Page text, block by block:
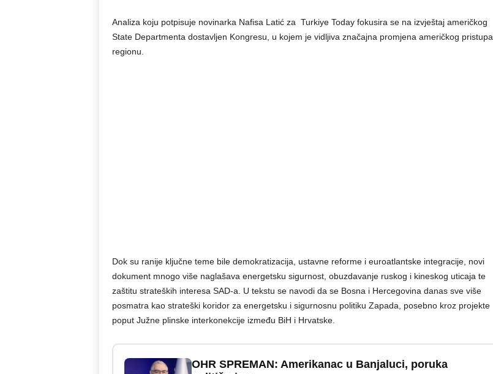
Analiza koju potpisuje novinarka Nafisa Latić za Turkiye Today fokusira se na izvještaj američkog
State Departmenta dostavljen Kongresu, u kojem je vidljiva značajna promjena američkog pristupa
regionu.
Dok su ranije ključne teme bile demokratizacija, ustavne reforme i euroatlantske integracije, novi
dokument mnogo više naglašava energetsku sigurnost, obuzdavanje ruskog i kineskog uticaja te
zaštitu strateških interesa SAD-a. U tekstu se navodi da se Bosna i Hercegovina danas sve više
posmatra kao strateški koridor za energetsku i sigurnosnu politiku Zapada, posebno kroz projekte
poput Južne plinske interkonekcije između BiH i Hrvatske.
OHR SPREMAN: Amerikanac u Banjaluci, poruka